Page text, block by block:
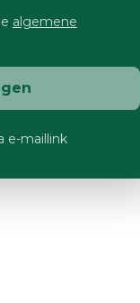
algemene
e-maillink